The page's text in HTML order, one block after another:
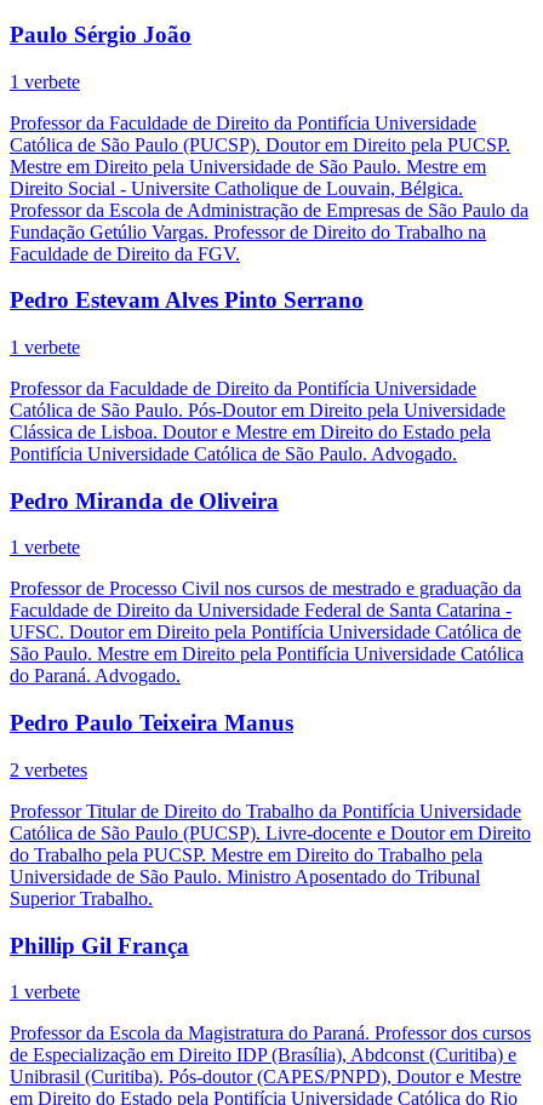
Paulo Sérgio João
1 verbete
Professor da Faculdade de Direito da Pontifícia Universidade
Católica de São Paulo (PUCSP). Doutor em Direito pela PUCSP.
Mestre em Direito pela Universidade de São Paulo. Mestre em
Direito Social - Universite Catholique de Louvain, Bélgica.
Professor da Escola de Administração de Empresas de São Paulo da
Fundação Getúlio Vargas. Professor de Direito do Trabalho na
Faculdade de Direito da FGV.
Pedro Estevam Alves Pinto Serrano
1 verbete
Professor da Faculdade de Direito da Pontifícia Universidade
Católica de São Paulo. Pós-Doutor em Direito pela Universidade
Clássica de Lisboa. Doutor e Mestre em Direito do Estado pela
Pontifícia Universidade Católica de São Paulo. Advogado.
Pedro Miranda de Oliveira
1 verbete
Professor de Processo Civil nos cursos de mestrado e graduação da
Faculdade de Direito da Universidade Federal de Santa Catarina -
UFSC. Doutor em Direito pela Pontifícia Universidade Católica de
São Paulo. Mestre em Direito pela Pontifícia Universidade Católica
do Paraná. Advogado.
Pedro Paulo Teixeira Manus
2 verbetes
Professor Titular de Direito do Trabalho da Pontifícia Universidade
Católica de São Paulo (PUCSP). Livre-docente e Doutor em Direito
do Trabalho pela PUCSP. Mestre em Direito do Trabalho pela
Universidade de São Paulo. Ministro Aposentado do Tribunal
Superior Trabalho.
Phillip Gil França
1 verbete
Professor da Escola da Magistratura do Paraná. Professor dos cursos
de Especialização em Direito IDP (Brasília), Abdconst (Curitiba) e
Unibrasil (Curitiba). Pós-doutor (CAPES/PNPD), Doutor e Mestre
em Direito do Estado pela Pontifícia Universidade Católica do Rio